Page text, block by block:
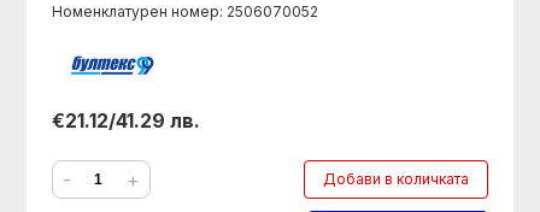
Номенклатурен номер: 2506070052
€21.12/41.29 лв.
- + Добави в количката